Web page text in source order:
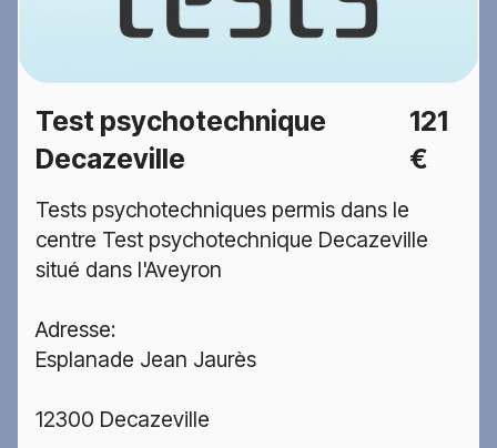
Test psychotechnique
Decazeville
121
€
Tests psychotechniques permis dans le
centre Test psychotechnique Decazeville
situé dans l'Aveyron
Adresse:
Esplanade Jean Jaurès
12300 Decazeville